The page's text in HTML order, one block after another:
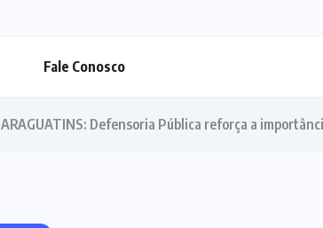
Fale Conosco
ARAGUATINS: Defensoria Pública reforça a